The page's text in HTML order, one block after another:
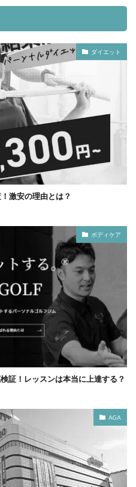
ダイエット
激安の理由とは？
ボディケア
証！レッスンは本当に上達する？
AGA